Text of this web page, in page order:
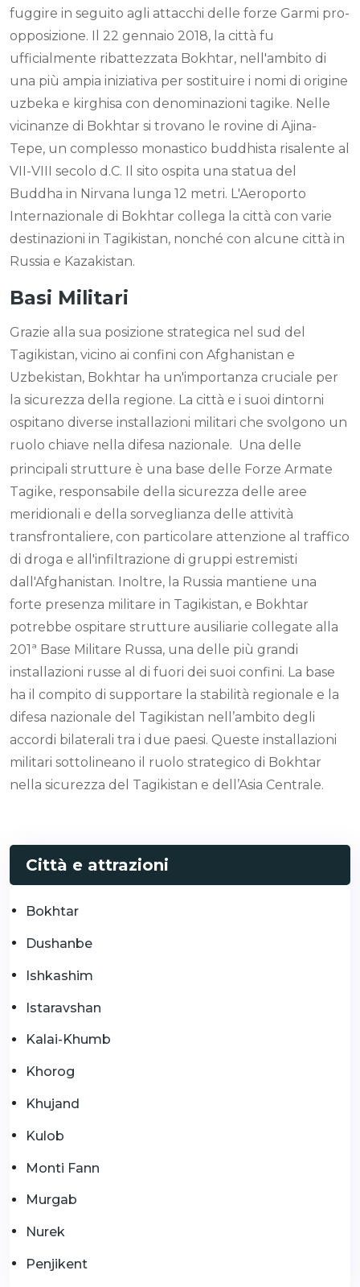
fuggire in seguito agli attacchi delle forze Garmi pro-
opposizione. Il 22 gennaio 2018, la città fu
ufficialmente ribattezzata Bokhtar, nell'ambito di
una più ampia iniziativa per sostituire i nomi di origine
uzbeka e kirghisa con denominazioni tagike. Nelle
vicinanze di Bokhtar si trovano le rovine di Ajina-
Tepe, un complesso monastico buddhista risalente al
VII-VIII secolo d.C. Il sito ospita una statua del
Buddha in Nirvana lunga 12 metri. L'Aeroporto
Internazionale di Bokhtar collega la città con varie
destinazioni in Tagikistan, nonché con alcune città in
Russia e Kazakistan.
Basi Militari
Grazie alla sua posizione strategica nel sud del
Tagikistan, vicino ai confini con Afghanistan e
Uzbekistan, Bokhtar ha un'importanza cruciale per
la sicurezza della regione. La città e i suoi dintorni
ospitano diverse installazioni militari che svolgono un
ruolo chiave nella difesa nazionale. Una delle
principali strutture è una base delle Forze Armate
Tagike, responsabile della sicurezza delle aree
meridionali e della sorveglianza delle attività
transfrontaliere, con particolare attenzione al traffico
di droga e all'infiltrazione di gruppi estremisti
dall'Afghanistan. Inoltre, la Russia mantiene una
forte presenza militare in Tagikistan, e Bokhtar
potrebbe ospitare strutture ausiliarie collegate alla
201ª Base Militare Russa, una delle più grandi
installazioni russe al di fuori dei suoi confini. La base
ha il compito di supportare la stabilità regionale e la
difesa nazionale del Tagikistan nell’ambito degli
accordi bilaterali tra i due paesi. Queste installazioni
militari sottolineano il ruolo strategico di Bokhtar
nella sicurezza del Tagikistan e dell’Asia Centrale.
Città e attrazioni
Bokhtar
Dushanbe
Ishkashim
Istaravshan
Kalai-Khumb
Khorog
Khujand
Kulob
Monti Fann
Murgab
Nurek
Penjikent